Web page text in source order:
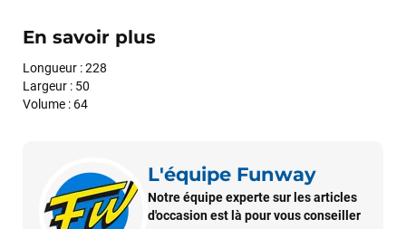
En savoir plus
Longueur : 228
Largeur : 50
Volume : 64
L'équipe Funway
Notre équipe experte sur les articles
d'occasion est là pour vous conseiller